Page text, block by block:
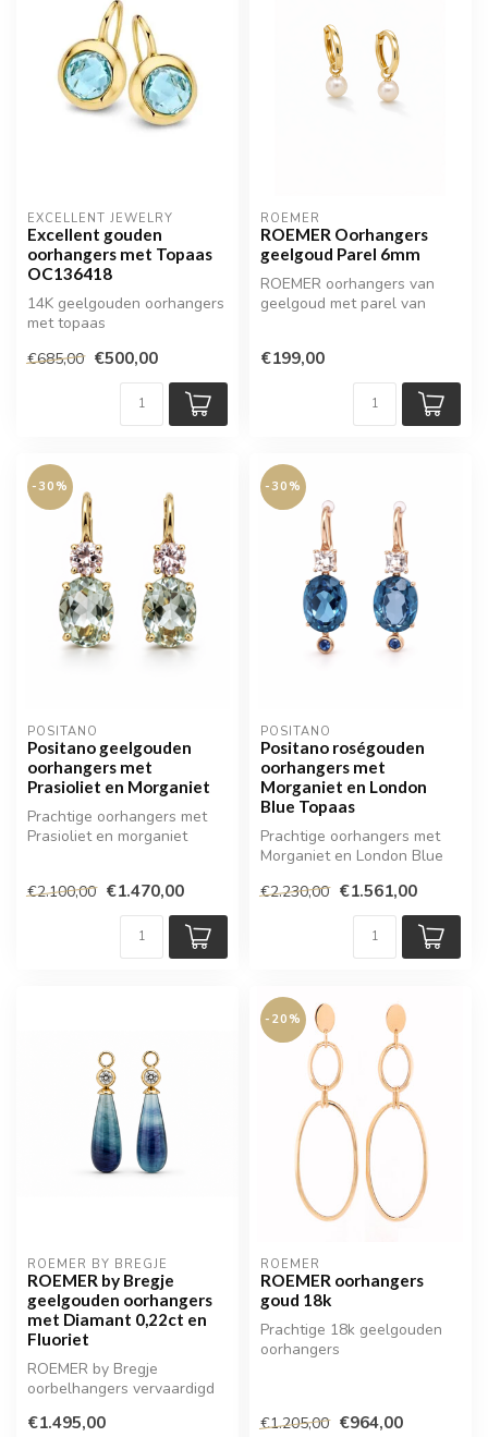
EXCELLENT JEWELRY
Excellent gouden
oorhangers met Topaas
OC136418
14K geelgouden oorhangers
met topaas
€685,00 €500,00
ROEMER
ROEMER Oorhangers
geelgoud Parel 6mm
ROEMER oorhangers van
geelgoud met parel van
€199,00
-30%
POSITANO
Positano geelgouden
oorhangers met
Prasioliet en Morganiet
Prachtige oorhangers met
Prasioliet en morganiet
€2.100,00 €1.470,00
-30%
POSITANO
Positano roségouden
oorhangers met
Morganiet en London
Blue Topaas
Prachtige oorhangers met
Morganiet en London Blue
€2.230,00 €1.561,00
ROEMER BY BREGJE
ROEMER by Bregje
geelgouden oorhangers
met Diamant 0,22ct en
Fluoriet
ROEMER by Bregje
oorbelhangers vervaardigd
uitgevoerd me...
€1.495,00
-20%
ROEMER
ROEMER oorhangers
goud 18k
Prachtige 18k geelgouden
oorhangers
€1.205,00 €964,00